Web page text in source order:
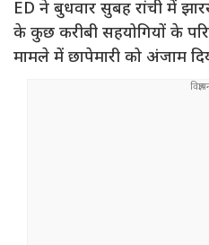
ED ने बुधवार सुबह रांची में
के कुछ करीबी सहयोगियों के
मामले में छापेमारी को अंजाम